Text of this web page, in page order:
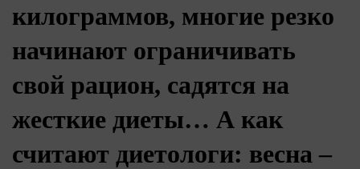
килограммов, многие резко
начинают ограничивать
свой рацион, садятся на
жесткие диеты… А как
считают диетологи: весна –